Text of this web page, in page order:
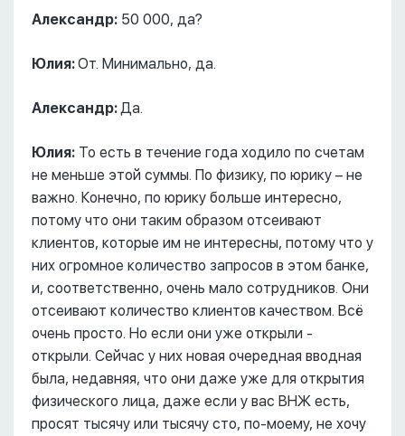
Александр: 50 000, да?
Юлия:От. Минимально, да.
Александр: Да.
Юлия: То есть в течение года ходило по счетам
не меньше этой суммы. По физику, по юрику – не
важно. Конечно, по юрику больше интересно,
потому что они таким образом отсеивают
клиентов, которые им не интересны, потому что у
них огромное количество запросов в этом банке,
и, соответственно, очень мало сотрудников. Они
отсеивают количество клиентов качеством. Всё
очень просто. Но если они уже открыли -
открыли. Сейчас у них новая очередная вводная
была, недавняя, что они даже уже для открытия
физического лица, даже если у вас ВНЖ есть,
просят тысячу или тысячу сто, по-моему, не хочу